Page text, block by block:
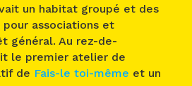
un habitat groupé et des
associations et
général. Au rez-de-
le premier atelier de
de Fais-le toi-même et un